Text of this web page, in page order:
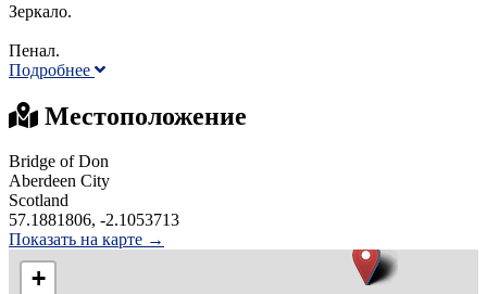
Зеркало.
Пенал.
Подробнее
Местоположение
Bridge of Don
Aberdeen City
Scotland
57.1881806, -2.1053713
Показать на карте →
+